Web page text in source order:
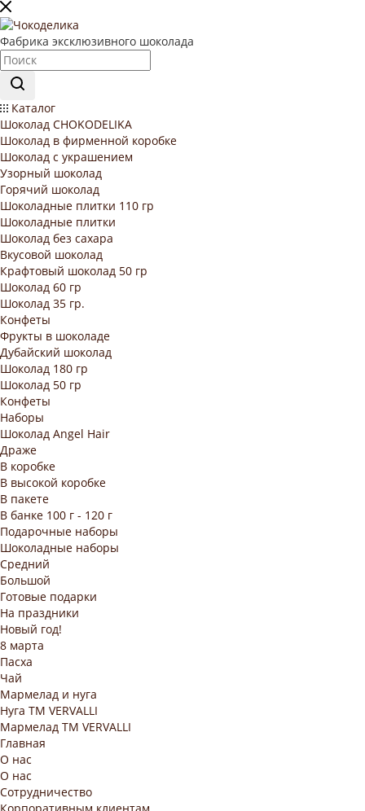
Фабрика эксклюзивного шоколада
Каталог
Шоколад CHOKODELIKA
Шоколад в фирменной коробке
Шоколад с украшением
Узорный шоколад
Горячий шоколад
Шоколадные плитки 110 гр
Шоколадные плитки
Шоколад без сахара
Вкусовой шоколад
Крафтовый шоколад 50 гр
Шоколад 60 гр
Шоколад 35 гр.
Конфеты
Фрукты в шоколаде
Дубайский шоколад
Шоколад 180 гр
Шоколад 50 гр
Конфеты
Наборы
Шоколад Angel Hair
Драже
В коробке
В высокой коробке
В пакете
В банке 100 г - 120 г
Подарочные наборы
Шоколадные наборы
Средний
Большой
Готовые подарки
На праздники
Новый год!
8 марта
Пасха
Чай
Мармелад и нуга
Нуга ТМ VERVALLI
Мармелад ТМ VERVALLI
Главная
О нас
О нас
Сотрудничество